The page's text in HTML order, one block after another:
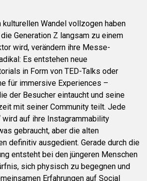
kulturellen Wandel vollzogen haben
Generation Z langsam zu einem
wird, verändern ihre Messe-
Es entstehen neue
in Form von TED-Talks oder
für immersive Experiences –
der Besucher eintaucht und seine
mit seiner Community teilt. Jede
wird auf ihre Instagrammability
gebraucht, aber die alten
definitiv ausgedient. Gerade durch die
entsteht bei den jüngeren Menschen
sich physisch zu begegnen und
Erfahrungen auf Social